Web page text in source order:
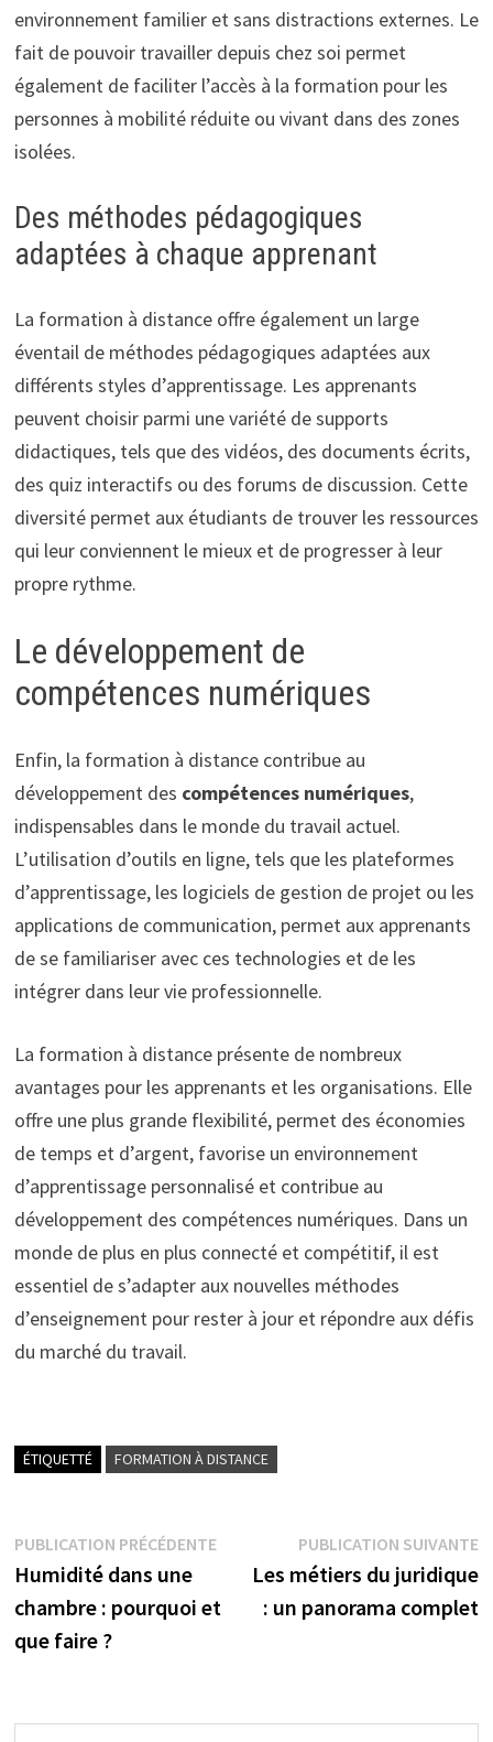
environnement familier et sans distractions externes. Le
fait de pouvoir travailler depuis chez soi permet
également de faciliter l’accès à la formation pour les
personnes à mobilité réduite ou vivant dans des zones
isolées.
Des méthodes pédagogiques
adaptées à chaque apprenant
La formation à distance offre également un large
éventail de méthodes pédagogiques adaptées aux
différents styles d’apprentissage. Les apprenants
peuvent choisir parmi une variété de supports
didactiques, tels que des vidéos, des documents écrits,
des quiz interactifs ou des forums de discussion. Cette
diversité permet aux étudiants de trouver les ressources
qui leur conviennent le mieux et de progresser à leur
propre rythme.
Le développement de
compétences numériques
Enfin, la formation à distance contribue au
développement des compétences numériques,
indispensables dans le monde du travail actuel.
L’utilisation d’outils en ligne, tels que les plateformes
d’apprentissage, les logiciels de gestion de projet ou les
applications de communication, permet aux apprenants
de se familiariser avec ces technologies et de les
intégrer dans leur vie professionnelle.
La formation à distance présente de nombreux
avantages pour les apprenants et les organisations. Elle
offre une plus grande flexibilité, permet des économies
de temps et d’argent, favorise un environnement
d’apprentissage personnalisé et contribue au
développement des compétences numériques. Dans un
monde de plus en plus connecté et compétitif, il est
essentiel de s’adapter aux nouvelles méthodes
d’enseignement pour rester à jour et répondre aux défis
du marché du travail.
ÉTIQUETTÉ FORMATION À DISTANCE
Navigation
de
l’article
PUBLICATION PRÉCÉDENTEPublication
précédente :
Humidité dans une
chambre : pourquoi et
que faire ?
PUBLICATION SUIVANTE
Les métiers du juridique
: un panorama complet